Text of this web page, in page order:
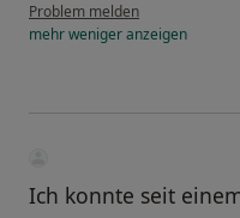
Problem melden
mehrwenigeranzeigen
Ich konnte seit